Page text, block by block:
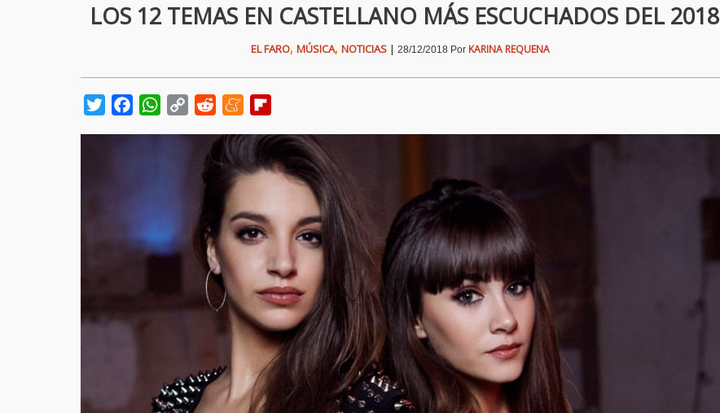
LOS 12 TEMAS EN CASTELLANO MÁS ESCUCHADOS DEL 2018
EL FARO, MÚSICA, NOTICIAS | 28/12/2018 Por KARINA REQUENA
TwitterFacebookWhatsApp
Copy
Reddit Meneame